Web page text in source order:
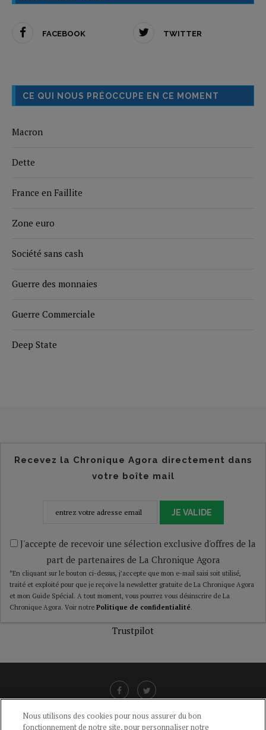
FACEBOOK TWITTER
CE QUI NOUS PRÉOCCUPE EN CE MOMENT
Macron
Dette
France en Faillite
Zone euro
Société sans cash
Guerre des monnaies
Guerre Commerciale
Deep State
Recevez la Chronique Agora directement dans
votre boîte mail
JE VALIDE
J'accepte de recevoir une sélection exclusive d'offres de la
part de partenaires de La Chronique Agora
*En cliquant sur le bouton ci-dessus, j’accepte que mon e-mail saisi soit utilisé,
traité et exploité pour que je reçoive la newsletter gratuite de La Chronique Agora
et mon Guide Spécial. A tout moment, vous pourrez vous désinscrire de La
Chronique Agora. Voir notre Politique de confidentialité.
Trustpilot
Nous utilisons des cookies pour nous assurer du bon
fonctionnement de notre site, pour personnaliser notre